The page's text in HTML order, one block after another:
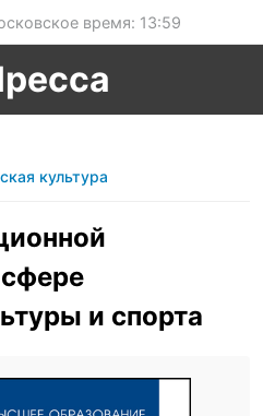
время: 13:59
культура
и спорта